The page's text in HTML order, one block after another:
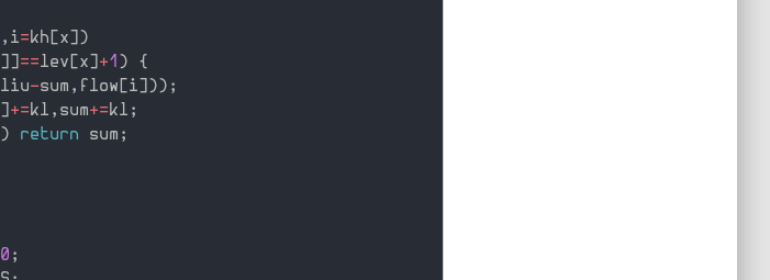
, i= kh x
)
==lev x +1 )
{
liu-sum , flow i ) ) ;
+= kl , sum+= kl ;
) return sum ;
0 ;